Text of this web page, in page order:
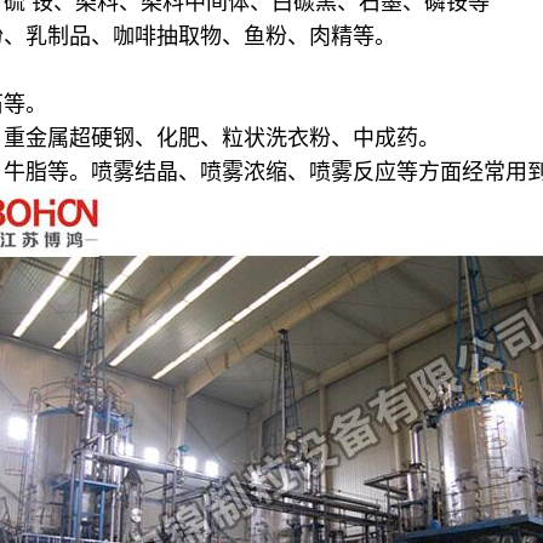
乳制品、咖啡抽取物、鱼粉、肉精等。
。
金属超硬钢、化肥、粒状洗衣粉、中成药。
脂等。喷雾结晶、喷雾浓缩、喷雾反应等方面经常用